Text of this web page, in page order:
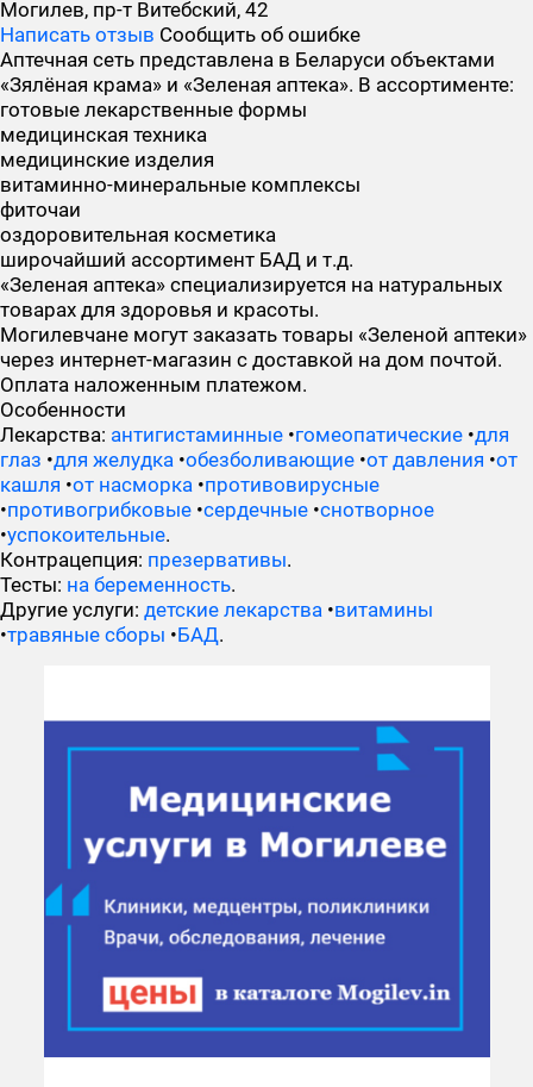
Могилев, пр-т Витебский, 42
Написать отзыв Сообщить об ошибке
Аптечная сеть представлена в Беларуси объектами
«Зялёная крама» и «Зеленая аптека». В ассортименте:
готовые лекарственные формы
медицинская техника
медицинские изделия
витаминно-минеральные комплексы
фиточаи
оздоровительная косметика
широчайший ассортимент БАД и т.д.
«Зеленая аптека» специализируется на натуральных
товарах для здоровья и красоты.
Могилевчане могут заказать товары «Зеленой аптеки»
через интернет-магазин с доставкой на дом почтой.
Оплата наложенным платежом.
Особенности
Лекарства: антигистаминные •гомеопатические •для
глаз •для желудка •обезболивающие •от давления •от
кашля •от насморка •противовирусные
•противогрибковые •сердечные •снотворное
•успокоительные.
Контрацепция: презервативы.
Тесты: на беременность.
Другие услуги: детские лекарства •витамины
•травяные сборы •БАД.